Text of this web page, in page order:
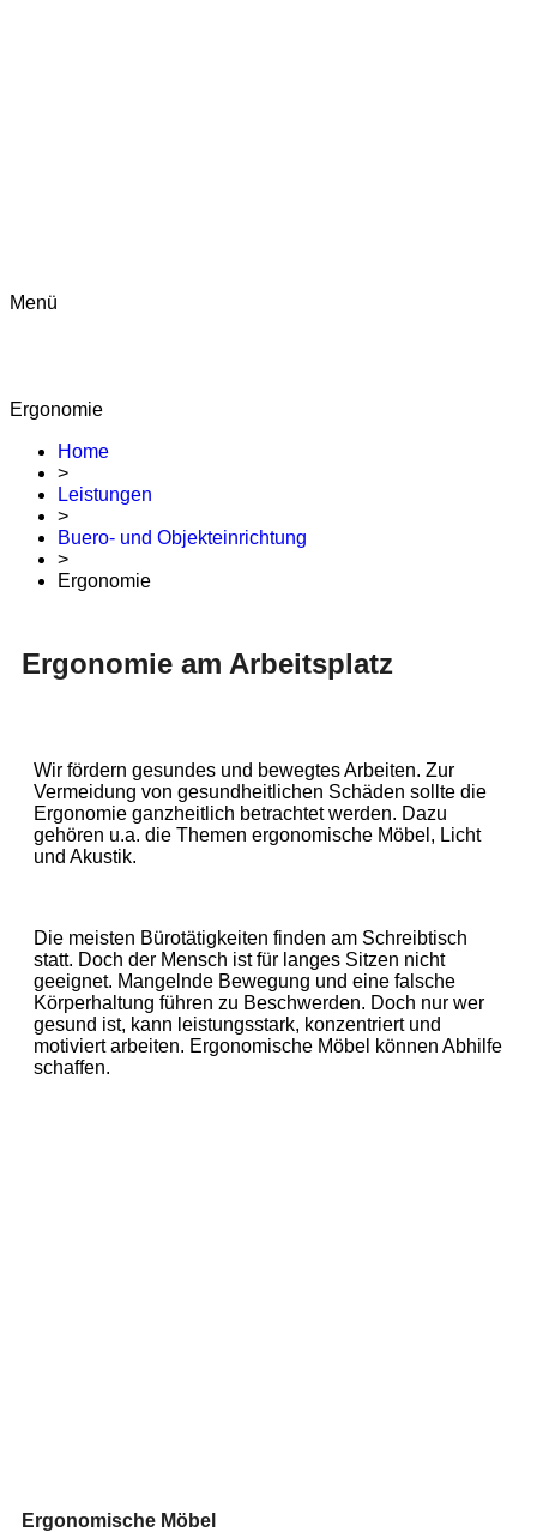
Menü
Ergonomie
Home
>
Leistungen
>
Buero- und Objekteinrichtung
>
Ergonomie
Ergonomie am Arbeitsplatz
Wir fördern gesundes und bewegtes Arbeiten. Zur
Vermeidung von gesundheitlichen Schäden sollte die
Ergonomie ganzheitlich betrachtet werden. Dazu
gehören u.a. die Themen ergonomische Möbel, Licht
und Akustik.
Die meisten Bürotätigkeiten finden am Schreibtisch
statt. Doch der Mensch ist für langes Sitzen nicht
geeignet. Mangelnde Bewegung und eine falsche
Körperhaltung führen zu Beschwerden. Doch nur wer
gesund ist, kann leistungsstark, konzentriert und
motiviert arbeiten. Ergonomische Möbel können Abhilfe
schaffen.
Ergonomische Möbel